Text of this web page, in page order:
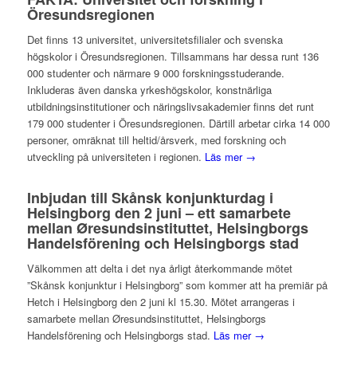
Öresundsregionen
Det finns 13 universitet, universitetsfilialer och svenska
högskolor i Öresundsregionen. Tillsammans har dessa runt 136
000 studenter och närmare 9 000 forskningsstuderande.
Inkluderas även danska yrkeshögskolor, konstnärliga
utbildningsinstitutioner och näringslivsakademier finns det runt
179 000 studenter i Öresundsregionen. Därtill arbetar cirka 14 000
personer, omräknat till heltid/årsverk, med forskning och
utveckling på universiteten i regionen. Läs mer →
Inbjudan till Skånsk konjunkturdag i
Helsingborg den 2 juni – ett samarbete
mellan Øresundsinstituttet, Helsingborgs
Handelsförening och Helsingborgs stad
Välkommen att delta i det nya årligt återkommande mötet
”Skånsk konjunktur i Helsingborg” som kommer att ha premiär på
Hetch i Helsingborg den 2 juni kl 15.30. Mötet arrangeras i
samarbete mellan Øresundsinstituttet, Helsingborgs
Handelsförening och Helsingborgs stad. Läs mer →